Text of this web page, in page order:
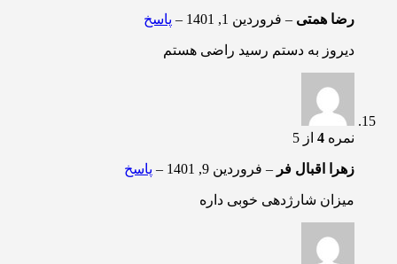
رضا همتی – فروردین 1, 1401 – پاسخ
دیروز به دستم رسید راضی هستم
نمره 4 از 5
زهرا اقبال فر – فروردین 9, 1401 – پاسخ
میزان شارژدهی خوبی داره